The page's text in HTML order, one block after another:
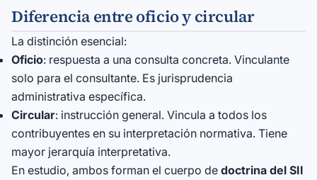
Diferencia entre oficio y circular
La distinción esencial:
Oficio: respuesta a una consulta concreta. Vinculante
solo para el consultante. Es jurisprudencia
administrativa específica.
Circular: instrucción general. Vincula a todos los
contribuyentes en su interpretación normativa. Tiene
mayor jerarquía interpretativa.
En estudio, ambos forman el cuerpo de doctrina del SII